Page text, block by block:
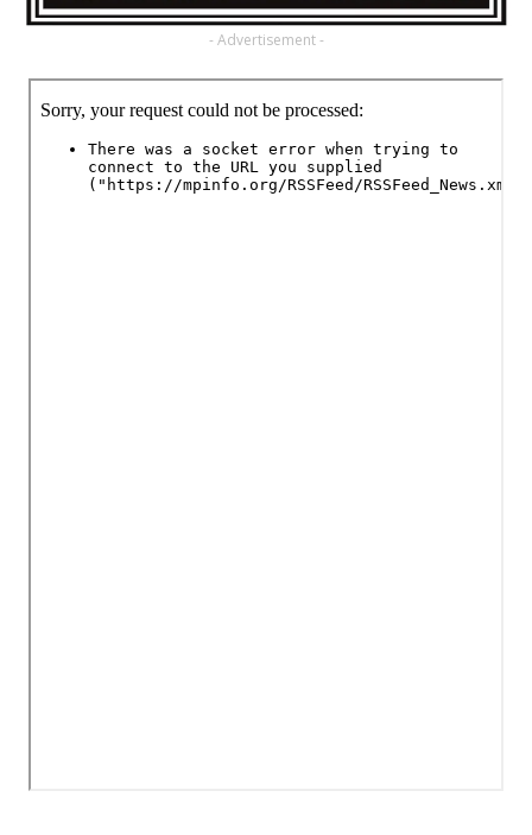
- Advertisement -